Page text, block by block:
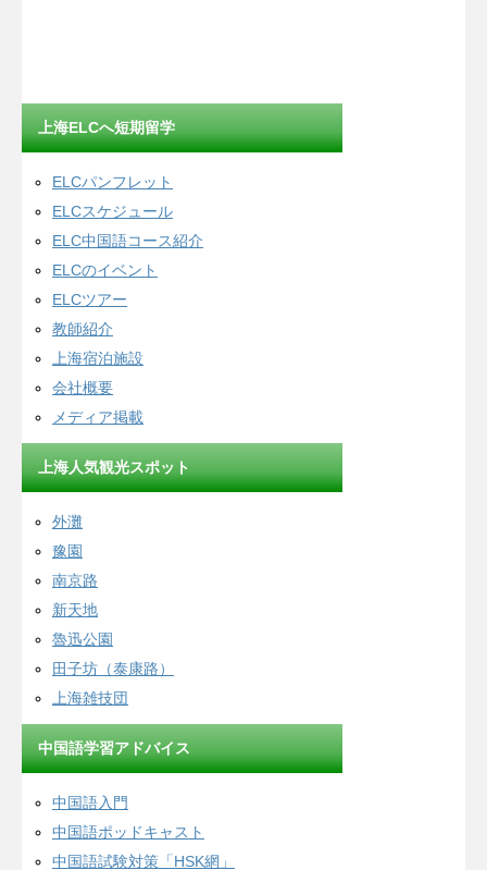
上海ELCへ短期留学
ELCパンフレット
ELCスケジュール
ELC中国語コース紹介
ELCのイベント
ELCツアー
教師紹介
上海宿泊施設
会社概要
メディア掲載
上海人気観光スポット
外灘
豫園
南京路
新天地
魯迅公園
田子坊（泰康路）
上海雑技団
中国語学習アドバイス
中国語入門
中国語ポッドキャスト
中国語試験対策「HSK網」